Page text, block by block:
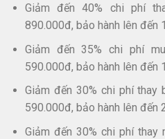
Giảm đến 40% chi phí
890.000đ, bảo hành lên đến
Giảm đến 35% chi phí
590.000đ, bảo hành lên đến
Giảm đến 30% chi phí
590.000đ, bảo hành lên đến
Giảm đến 30% chi phí